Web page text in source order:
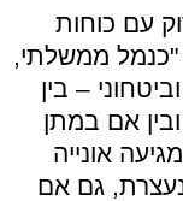
עם כוחות
"כנמל ממשלתי,
– בין
אם במתן
אונייה
גם אם